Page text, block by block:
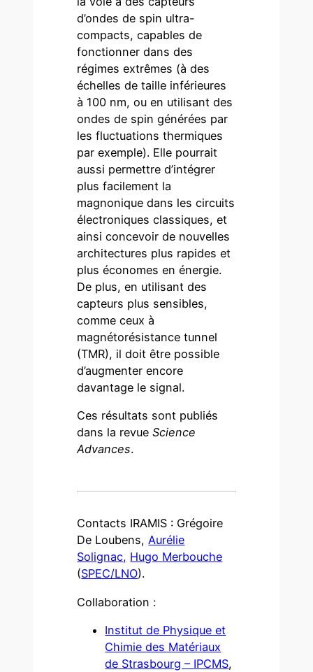
d’ondes de spin ultra-
compacts, capables de
fonctionner dans des
régimes extrêmes (à des
échelles de taille inférieures
à 100 nm, ou en utilisant des
ondes de spin générées par
les fluctuations thermiques
par exemple). Elle pourrait
aussi permettre d’intégrer
plus facilement la
magnonique dans les circuits
électroniques classiques, et
ainsi concevoir de nouvelles
architectures plus rapides et
plus économes en énergie.
De plus, en utilisant des
capteurs plus sensibles,
comme ceux à
magnétorésistance tunnel
(TMR), il doit être possible
d’augmenter encore
davantage le signal.
Ces résultats sont publiés
dans la revueScience
Advances.
Contacts IRAMIS : Grégoire
De Loubens,Aurélie
Solignac, Hugo Merbouche
(SPEC/LNO).
Collaboration :
Institut de Physique et
Chimie des Matériaux
de Strasbourg – IPCMS,